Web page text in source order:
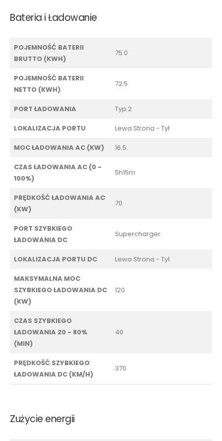
Bateria i Ładowanie
POJEMNOŚĆ BATERII
BRUTTO (KWH)
75.0
POJEMNOŚĆ BATERII
NETTO (KWH)
72.5
PORT ŁADOWANIA Typ 2
LOKALIZACJA PORTU Lewa Strona - Tył
MOC ŁADOWANIA AC (KW) 16.5
CZAS ŁADOWANIA AC (0 -
100%)
5h15m
PRĘDKOŚĆ ŁADOWANIA AC
(KW)
70
PORT SZYBKIEGO
ŁADOWANIA DC
Supercharger
LOKALIZACJA PORTU DC Lewa Strona - Tył
MAKSYMALNA MOC
SZYBKIEGO ŁADOWANIA DC
(KW)
120
CZAS SZYBKIEGO
ŁADOWANIA 20 - 80%
(MIN)
40
PRĘDKOŚĆ SZYBKIEGO
ŁADOWANIA DC (KM/H)
370
Zużycie energii